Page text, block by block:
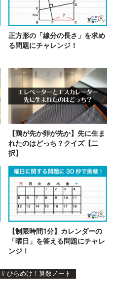
正方形の「線分の長さ」を求め
る問題にチャレンジ！
【鶏が先か卵が先か】先に生ま
れたのはどっち？クイズ【二
択】
【制限時間1分】カレンダーの
「曜日」を答える問題にチャレ
ンジ！
# ひらめけ！算数ノート